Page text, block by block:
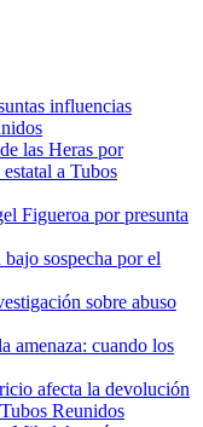
influencias
las Heras por
a Tubos
Figueroa por presunta
sospecha por el
sobre abuso
amenaza: cuando los
afecta la devolución
Reunidos